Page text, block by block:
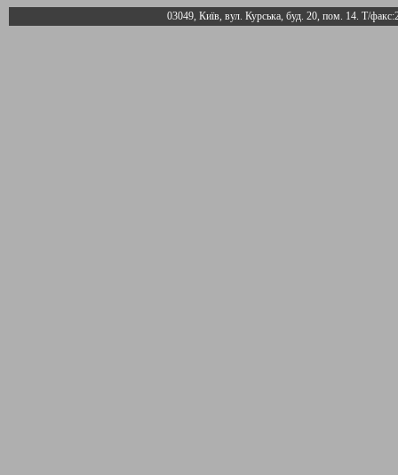
03049, Київ, вул. Курська, буд. 20, пом. 14. Т/